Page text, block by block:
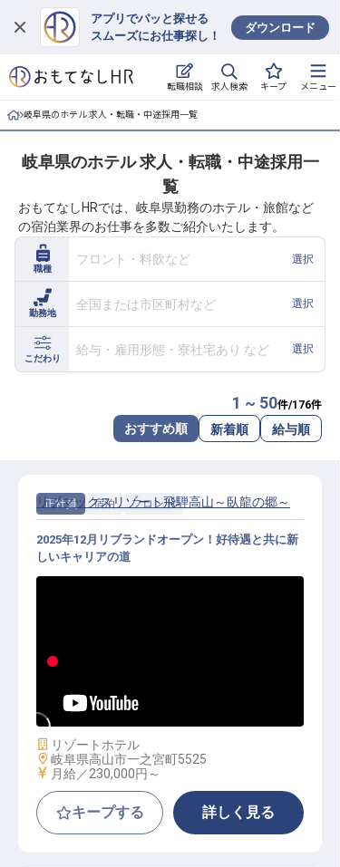
アプリでパッと探せる
スムーズにお仕事探し！
ダウンロード
転職相談 求人検索 キープ メニュー
ログイン
求人・施設を探す
就職・転職 合同説明会
おもてなしHRについて
ご利用の流れ
よくある質問
ホテル・宿泊業界情報コラム
転職サポートに申し込む
岐阜県のホテル 求人・転職・中途採用一覧
岐阜県のホテル 求人・転職・中途採用一
覧
おもてなしHRでは、岐阜県勤務のホテル・旅館など
の宿泊業界のお仕事を多数ご紹介いたします。
職種
フロント・料飲など 選択
勤務地
全国または市区町村など 選択
こだわり
給与・雇用形態・寮社宅あり など 選択
1 ~ 50件/176件
おすすめ順 新着順 給与順
正社員 宿泊 フロント
／安定企業／未経験可／経験者歓迎
リブマックスリゾート飛騨高山～臥龍の郷～
2025年12月リブランドオープン！好待遇と共に新
しいキャリアの道
施設業態
リゾートホテル
勤務地
岐阜県高山市一之宮町5525
給与
月給／230,000円～
キープする 詳しく見る